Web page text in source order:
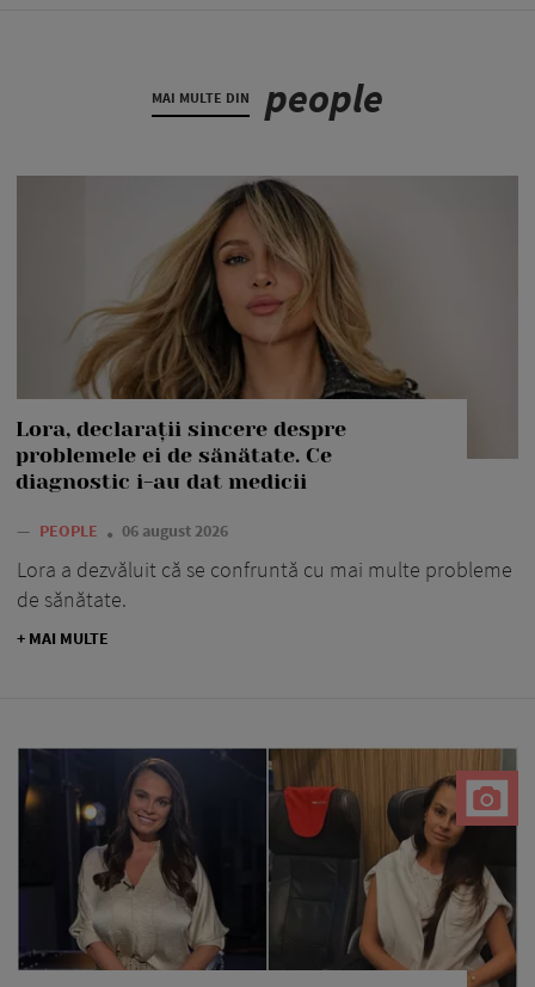
MAI MULTE DIN people
Lora, declarații sincere despre
problemele ei de sănătate. Ce
diagnostic i-au dat medicii
— PEOPLE 06 august 2026
Lora a dezvăluit că se confruntă cu mai multe probleme
de sănătate.
+ MAI MULTE